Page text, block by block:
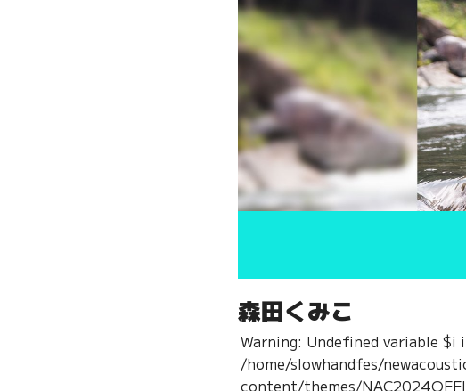
森田くみこ
Warning: Undefined variable $i
/home/slowhandfes/
content/themes/